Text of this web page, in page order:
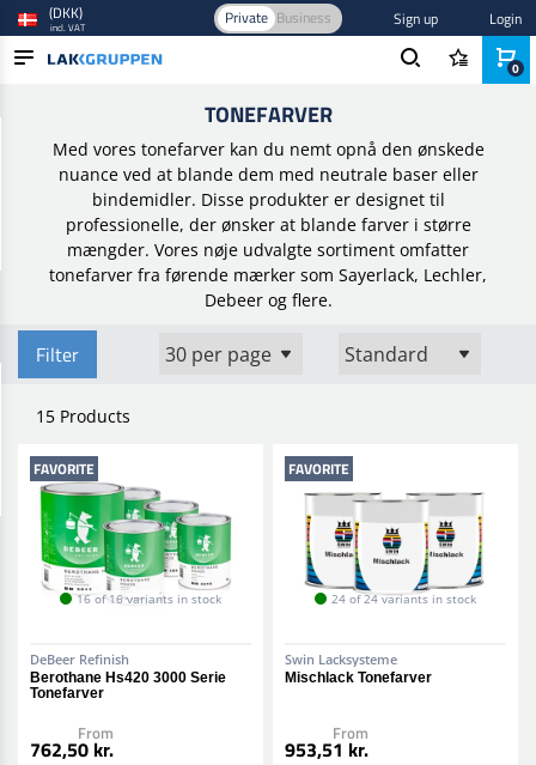
BLOG
BRANDS
NEW IN
(DKK)
incl. VAT Private Business Sign up Login
TONEFARVER
Med vores tonefarver kan du nemt opnå den ønskede
nuance ved at blande dem med neutrale baser eller
bindemidler. Disse produkter er designet til
professionelle, der ønsker at blande farver i større
mængder. Vores nøje udvalgte sortiment omfatter
tonefarver fra førende mærker som Sayerlack, Lechler,
Debeer og flere.
Filter
15 Products
FAVORITE
16 of 16 variants in stock
DeBeer Refinish
Berothane Hs420 3000 Serie
Tonefarver
From
762,50 kr.
FAVORITE
24 of 24 variants in stock
Swin Lacksysteme
Mischlack Tonefarver
From
953,51 kr.
0